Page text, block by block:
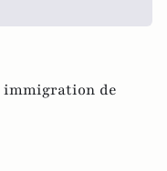
immigration de